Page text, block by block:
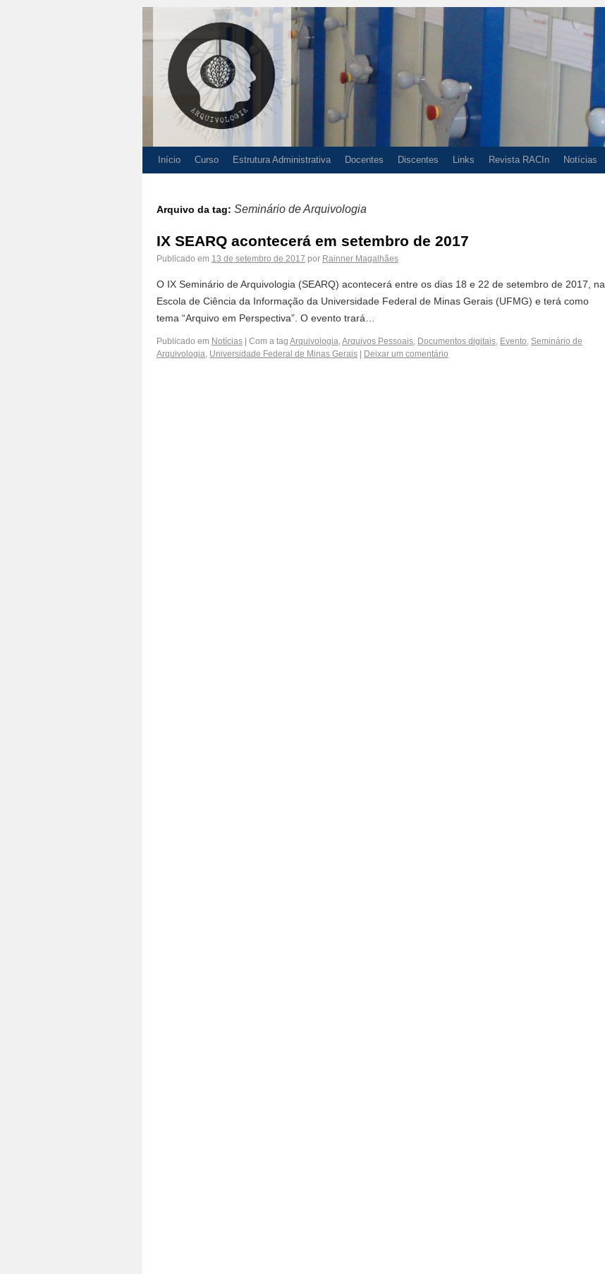
Início Curso Estrutura Administrativa Docentes Discentes Links Revista RACIn Notícias
Arquivo da tag: Seminário de Arquivologia
IX SEARQ acontecerá em setembro de 2017
Publicado em 13 de setembro de 2017 por Rainner Magalhães
O IX Seminário de Arquivologia (SEARQ) acontecerá entre os dias 18 e 22 de setembro de 2017, na
Escola de Ciência da Informação da Universidade Federal de Minas Gerais (UFMG) e terá como
tema “Arquivo em Perspectiva”. O evento trará…
Publicado em Notícias Com a tag Arquivologia,Arquivos Pessoais, Documentos digitais, Evento, Seminário de
Arquivologia, Universidade Federal de Minas Gerais Deixar um comentário